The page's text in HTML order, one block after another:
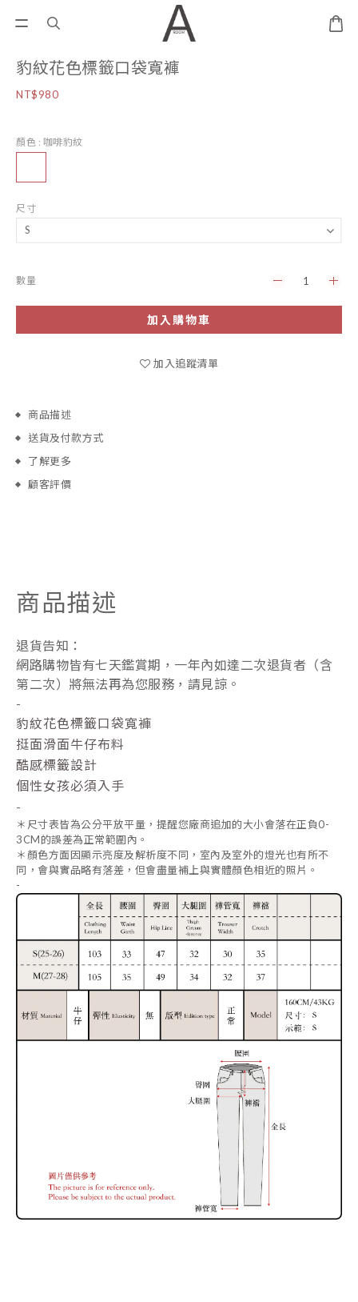
豹紋花色標籤口袋寬褲
NT$980
顏色 : 咖啡豹紋
尺寸
數量
加入購物車
加入追蹤清單
商品描述
送貨及付款方式
了解更多
顧客評價
商品描述
退貨告知：
網路購物皆有七天鑑賞期，一年內如達二次退貨者（含
第二次）將無法再為您服務，請見諒。
-
豹紋花色標籤口袋寬褲
挺面滑面牛仔布料
酷感標籤設計
個性女孩必須入手
-
＊ 尺寸表皆為公分平放平量 ，提醒您廠商追加的大小會落在正負0-
3CM的誤差為正常範圍內。
＊ 顏色方面因顯示亮度及解析度不同，室內及室外的燈光也有所不
同，會與實品略有落差，但會盡量補上與實體顏色相近的照片。
-